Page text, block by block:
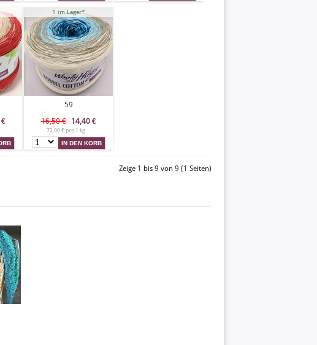
€
1 im Lager*
59
16,50 €
14,40 €
72,00 € pro 1 kg
Zeige 1 bis 9 von 9 (1 Seiten)